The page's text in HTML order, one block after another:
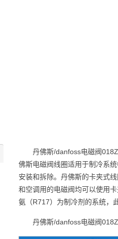
丹佛斯/danfoss电磁阀
佛斯电磁阀线圈适用于制冷系
安装和拆除。丹佛斯的卡夹式
和空调用的电磁阀均可以使用
氨（R717）为制冷剂的系统，
丹佛斯/danfoss电磁阀